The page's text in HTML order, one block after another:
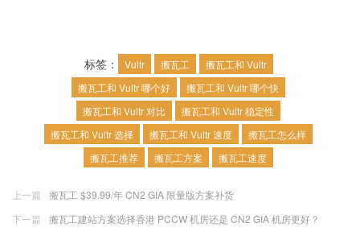
标签： Vultr 搬瓦工
搬瓦工和 Vultr
搬瓦工和 Vultr 哪个好
搬瓦工和 Vultr 哪个快
搬瓦工和 Vultr 对比
搬瓦工和 Vultr 稳定性
搬瓦工和 Vultr 选择
搬瓦工和 Vultr 速度
搬瓦工怎么样
搬瓦工推荐
搬瓦工方案 搬瓦工速度
上一篇
搬瓦工 $39.99/年 CN2 GIA 限量版方案补货
下一篇
搬瓦工建站方案选择香港 PCCW 机房还是 CN2 GIA 机房更好？